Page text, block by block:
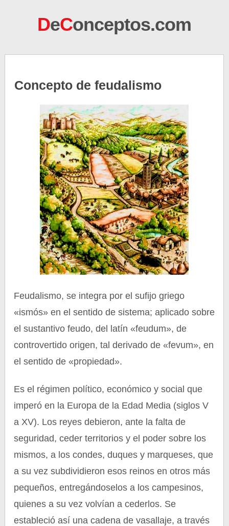
DeConceptos.com
Concepto de feudalismo
Feudalismo, se integra por el sufijo griego
«ismós» en el sentido de sistema; aplicado sobre
el sustantivo feudo, del latín «feudum», de
controvertido origen, tal derivado de «fevum», en
el sentido de «propiedad».
Es el régimen político, económico y social que
imperó en la Europa de la Edad Media (siglos V
a XV). Los reyes debieron, ante la falta de
seguridad, ceder territorios y el poder sobre los
mismos, a los condes, duques y marqueses, que
a su vez subdividieron esos reinos en otros más
pequeños, entregándoselos a los campesinos,
quienes a su vez volvían a cederlos. Se
estableció así una cadena de vasallaje, a través